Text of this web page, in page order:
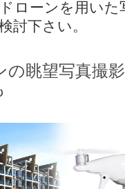
ローンを用いた
討下さい。
の眺望写真撮